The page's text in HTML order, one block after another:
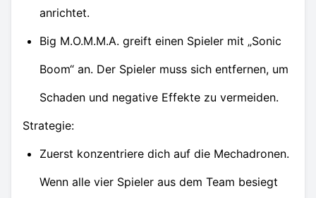
anrichtet.
Big M.O.M.M.A. greift einen Spieler mit „Sonic
Boom“ an. Der Spieler muss sich entfernen, um
Schaden und negative Effekte zu vermeiden.
Strategie:
Zuerst konzentriere dich auf die Mechadronen.
Wenn alle vier Spieler aus dem Team besiegt